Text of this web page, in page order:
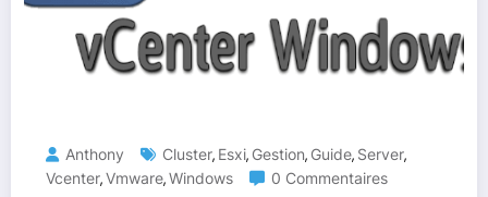
Anthony Cluster, Esxi, Gestion, Guide, Server,
Vcenter,Vmware,Windows 0 Commentaires